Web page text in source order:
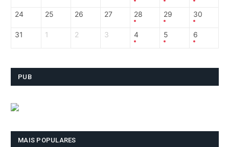
24 25 26 27 28 29 30
31 1 2 3 4 5 6
PUB
MAIS POPULARES